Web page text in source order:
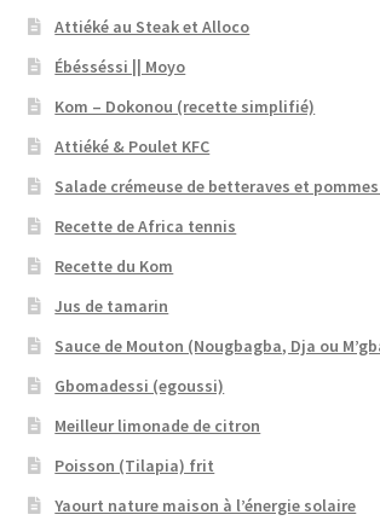
Attiéké au Steak et Alloco
Ébésséssi || Moyo
Kom – Dokonou (recette simplifié)
Attiéké & Poulet KFC
Salade crémeuse de betteraves et
Recette de Africa tennis
Recette du Kom
Jus de tamarin
Sauce de Mouton (Nougbagba, Dja ou
Gbomadessi (egoussi)
Meilleur limonade de citron
Poisson (Tilapia) frit
Yaourt nature maison à l’énergie solaire